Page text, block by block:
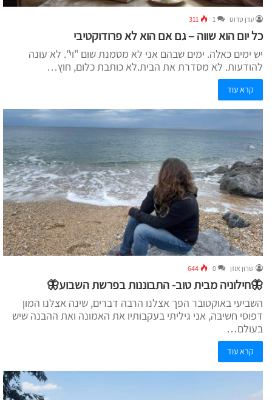
עדן טרוס 1
311
כל יום הוא שווה – גם אם הוא לא פרודוקטיבי
יש ימים כאלה. ימים שבהם אני לא מסמנת שום "וי". לא עונה
להודעות. לא מסדרת את הבית.לא כותבת כלום, חוץ…
קרא עוד
שרון אוזן 0
644
🦋חילוניה מבית טוב- התבוננות בפרשת השבוע🦋
השביעי באוקטובר הפך אצלנו הרבה דברים, שינה אצלנו המון
דפוסי חשיבה, אני גיליתי בעקבותיו את האמונה ואת ההבנה שיש
בעולם…
קרא עוד